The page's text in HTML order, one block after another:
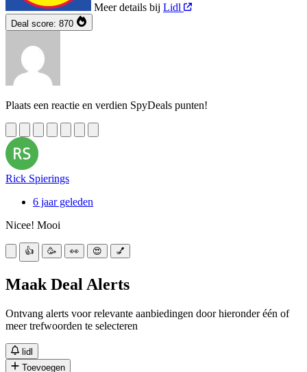
Meer details bij Lidl
Deal score: 870
Plaats een reactie en verdien SpyDeals punten!
Rick Spierings
6 jaar geleden
Nicee! Mooi
👍 🥳 👀 😍 💅
Maak Deal Alerts
Ontvang alerts voor relevante aanbiedingen door hieronder één of
meer trefwoorden te selecteren
lidl
Toevoegen